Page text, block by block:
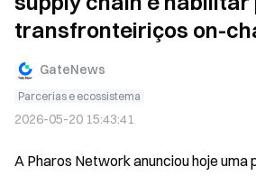
transfronteiriços on-
GateNews
Parcerias e ecossistema
2026-05-20 15:43:41
A Pharos Network anunciou hoje